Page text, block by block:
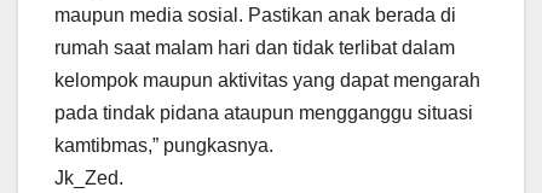
maupun media sosial. Pastikan anak berada di
rumah saat malam hari dan tidak terlibat dalam
kelompok maupun aktivitas yang dapat mengarah
pada tindak pidana ataupun mengganggu situasi
kamtibmas,” pungkasnya.
Jk_Zed.